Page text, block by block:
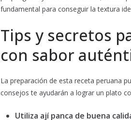
fundamental para conseguir la textura
Tips y secretos
con sabor
La preparación de esta receta peruana
consejos te ayudarán a lograr un plato
Utiliza ají panca de buena